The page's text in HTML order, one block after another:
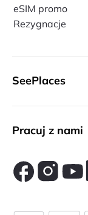
eSIM promo
Rezygnacje
SeePlaces
Pracuj z nami